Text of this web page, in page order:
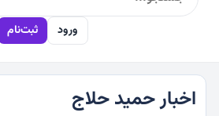
اجتماعی
ورود ثبت‌نام
اخبار حمید حلاج